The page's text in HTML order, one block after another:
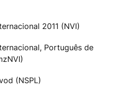
2011 (NVI)
Português de
(NSPL)